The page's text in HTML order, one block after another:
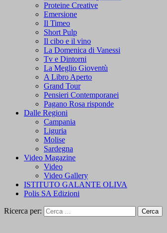
Proteine Creative
Emersione
Il Timeo
Short Pulp
Il cibo e il vino
La Domenica di Vanessi
Tv e Dintorni
La Meglio Gioventù
A Libro Aperto
Grand Tour
Pensieri Contemporanei
Pagano Rosa risponde
Dalle Regioni
Campania
Liguria
Molise
Sardegna
Video Magazine
Video
Video Gallery
ISTITUTO GALANTE OLIVA
Polis SA Edizioni
Ricerca per: